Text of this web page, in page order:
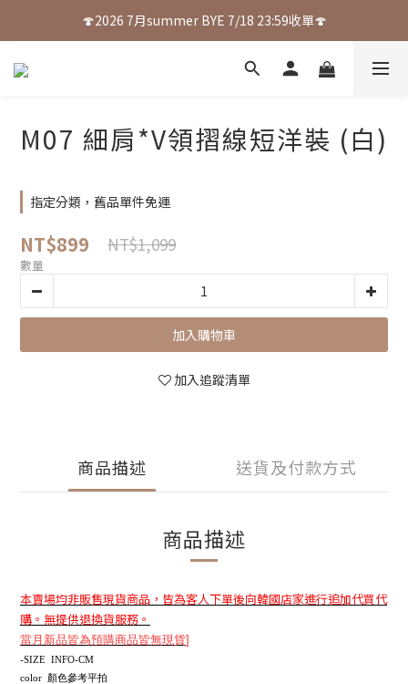
🍄2026 7月summer BYE 7/18 23:59收單🍄
M07 細肩*V領摺線短洋裝 (白)
指定分類，舊品單件免運
NT$899 NT$1,099
數量
加入購物車
加入追蹤清單
商品描述 送貨及付款方式
商品描述
本賣場均非販售現貨商品，皆為客人下單後向韓國店家進行追加代買代
購。無提供退換貨服務。
當月新品皆為預購商品皆無現貨]
-SIZE INFO-CM
color 顏色參考平拍